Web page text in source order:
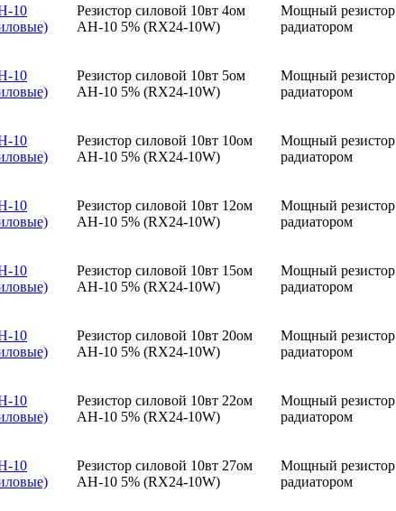
10
Резистор силовой 10вт 4ом
AH-10 5% (RX24-10W)
Мощный
радиатором
10
Резистор силовой 10вт 5ом
AH-10 5% (RX24-10W)
Мощный
радиатором
10
Резистор силовой 10вт 10ом
AH-10 5% (RX24-10W)
Мощный
радиатором
10
Резистор силовой 10вт 12ом
AH-10 5% (RX24-10W)
Мощный
радиатором
10
Резистор силовой 10вт 15ом
AH-10 5% (RX24-10W)
Мощный
радиатором
10
Резистор силовой 10вт 20ом
AH-10 5% (RX24-10W)
Мощный
радиатором
10
Резистор силовой 10вт 22ом
AH-10 5% (RX24-10W)
Мощный
радиатором
10
Резистор силовой 10вт 27ом
AH-10 5% (RX24-10W)
Мощный
радиатором